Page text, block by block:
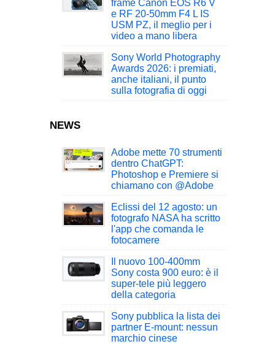
frame Canon EOS R6 V
e RF 20-50mm F4 L IS
USM PZ, il meglio per i
video a mano libera
Sony World Photography
Awards 2026: i premiati,
anche italiani, il punto
sulla fotografia di oggi
NEWS
Adobe mette 70 strumenti
dentro ChatGPT:
Photoshop e Premiere si
chiamano con @Adobe
Eclissi del 12 agosto: un
fotografo NASA ha scritto
l'app che comanda le
fotocamere
Il nuovo 100-400mm
Sony costa 900 euro: è il
super-tele più leggero
della categoria
Sony pubblica la lista dei
partner E-mount: nessun
marchio cinese